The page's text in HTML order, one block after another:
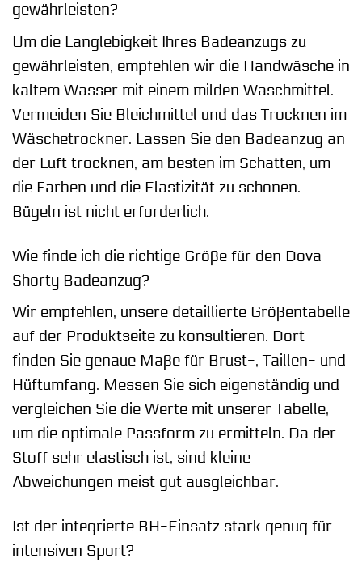
gewährleisten?
Um die Langlebigkeit Ihres Badeanzugs zu
gewährleisten, empfehlen wir die Handwäsche in
kaltem Wasser mit einem milden Waschmittel.
Vermeiden Sie Bleichmittel und das Trocknen im
Wäschetrockner. Lassen Sie den Badeanzug an
der Luft trocknen, am besten im Schatten, um
die Farben und die Elastizität zu schonen.
Bügeln ist nicht erforderlich.
Wie finde ich die richtige Größe für den Dova
Shorty Badeanzug?
Wir empfehlen, unsere detaillierte Größentabelle
auf der Produktseite zu konsultieren. Dort
finden Sie genaue Maße für Brust-, Taillen- und
Hüftumfang. Messen Sie sich eigenständig und
vergleichen Sie die Werte mit unserer Tabelle,
um die optimale Passform zu ermitteln. Da der
Stoff sehr elastisch ist, sind kleine
Abweichungen meist gut ausgleichbar.
Ist der integrierte BH-Einsatz stark genug für
intensiven Sport?